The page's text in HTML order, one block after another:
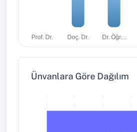
Prof. Dr. Doç. Dr. Dr. Öğr....
Ünvanlara Göre Dağılım